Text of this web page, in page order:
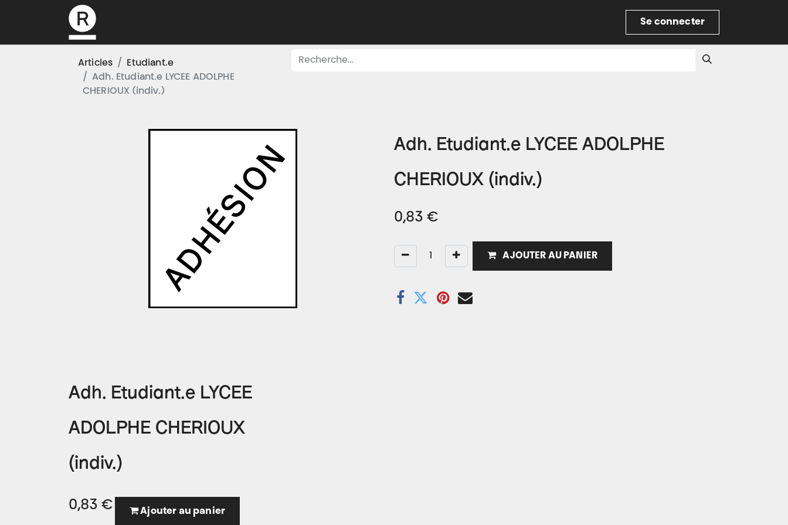
Se connecter
Articles
Etudiant.e
Adh. Etudiant.e LYCEE ADOLPHE
CHERIOUX (indiv.)
Adh. Etudiant.e LYCEE ADOLPHE
CHERIOUX (indiv.)
0,83 €
AJOUTER AU PANIER
Adh. Etudiant.e LYCEE
ADOLPHE CHERIOUX
(indiv.)
0,83 € Ajouter au panier